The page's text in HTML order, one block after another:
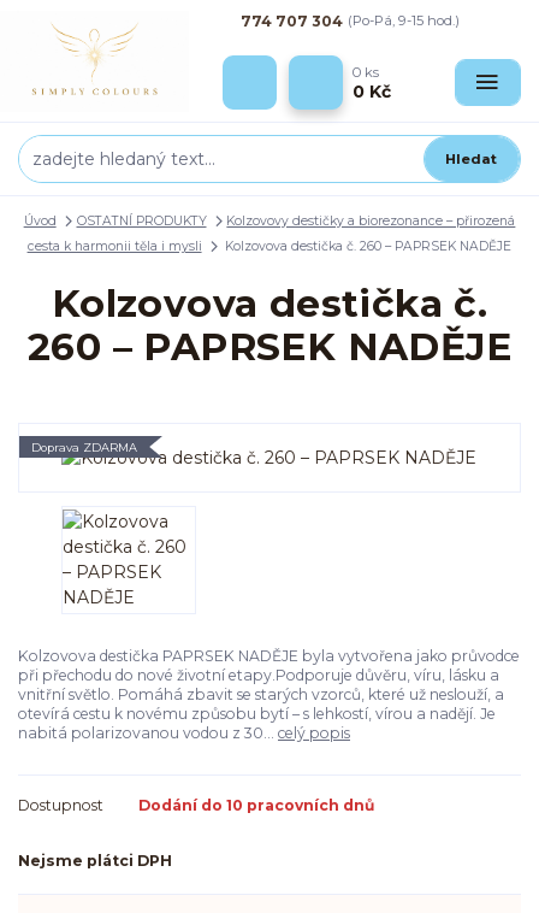
Hledat
774 707 304 (Po-Pá, 9-15 hod.)
0 ks
0 Kč
Úvod OSTATNÍ PRODUKTY
Kolzovovy destičky a biorezonance – přirozená
cesta k harmonii těla i mysli
Kolzovova destička č. 260 – PAPRSEK NADĚJE
Kolzovova destička č.
260 – PAPRSEK NADĚJE
Doprava ZDARMA
Kolzovova destička PAPRSEK NADĚJE byla vytvořena jako průvodce
při přechodu do nové životní etapy.Podporuje důvěru, víru, lásku a
vnitřní světlo. Pomáhá zbavit se starých vzorců, které už neslouží, a
otevírá cestu k novému způsobu bytí – s lehkostí, vírou a nadějí. Je
nabitá polarizovanou vodou z 30... celý popis
Dostupnost Dodání do 10 pracovních dnů
Nejsme plátci DPH